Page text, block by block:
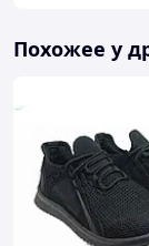
Похожее у